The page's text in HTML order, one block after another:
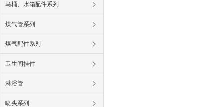
马桶、水箱配件系列
煤气管系列
煤气配件系列
卫生间挂件
淋浴管
喷头系列